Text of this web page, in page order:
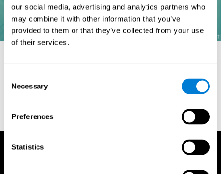
our social media, advertising and analytics partners who
may combine it with other information that you’ve
provided to them or that they’ve collected from your use
of their services.
Selection
Necessary
Preferences
Statistics
(1996). Cognitive estimation in patients with Alzheimer's
disease. Neuropsychiatry, Neuropsychology, & Behavioral